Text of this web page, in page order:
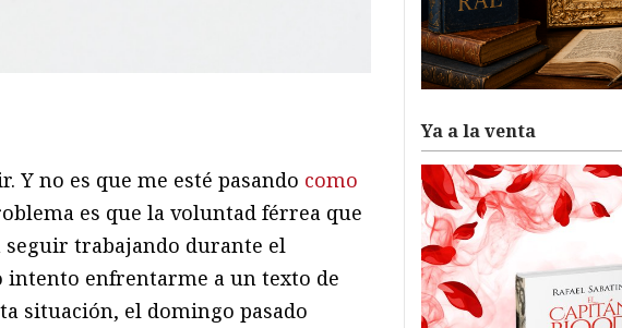
Y no es que me esté pasando como
es que la voluntad férrea que
trabajando durante el
intento enfrentarme a un texto de
situación, el domingo pasado
Ya a la venta